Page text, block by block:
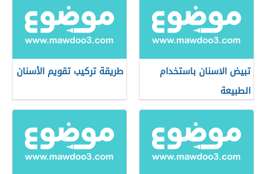
تبيض الاسنان باستخدام
الطبيعة
طريقة تركيب تقويم الأسنان